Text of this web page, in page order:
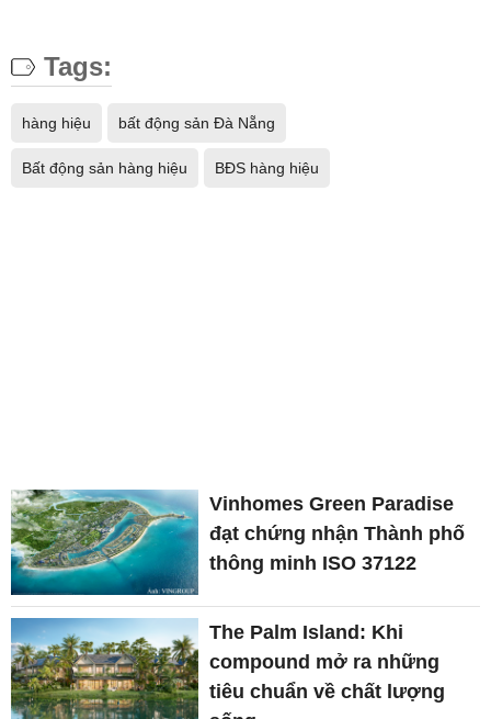
Tags:
hàng hiệu bất động sản Đà Nẵng
Bất động sản hàng hiệu BĐS hàng hiệu
Vinhomes Green Paradise
đạt chứng nhận Thành phố
thông minh ISO 37122
The Palm Island: Khi
compound mở ra những
tiêu chuẩn về chất lượng